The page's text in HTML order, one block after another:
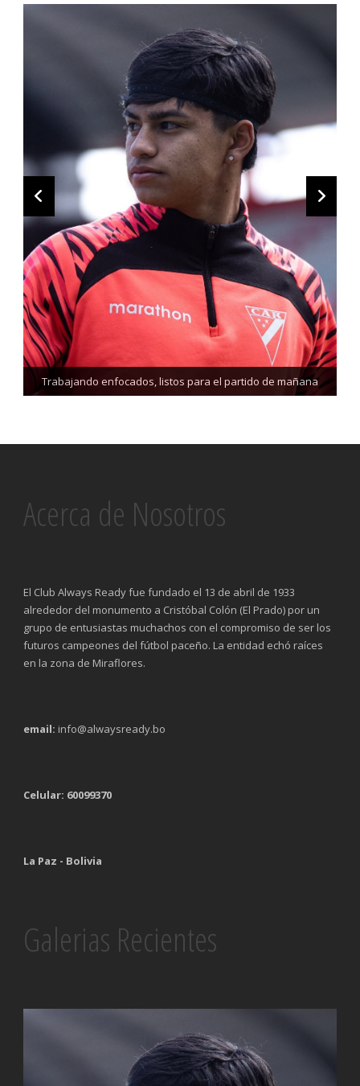
Siempre enfocados el trabajo no para
Trabajando enfocados, listos para el partido de mañana
Acerca de Nosotros
El Club Always Ready fue fundado el 13 de abril de 1933
alrededor del monumento a Cristóbal Colón (El Prado) por un
grupo de entusiastas muchachos con el compromiso de ser los
futuros campeones del fútbol paceño. La entidad echó raíces
en la zona de Miraflores.
email: info@alwaysready.bo
Celular: 60099370
La Paz - Bolivia
Galerias Recientes